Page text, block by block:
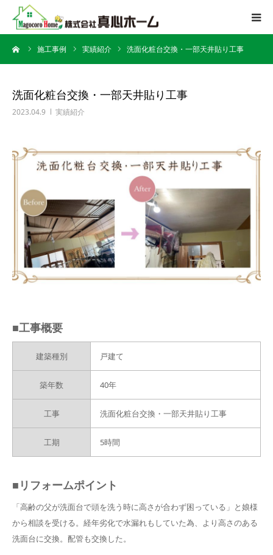
施工事例 実績紹介 洗面化粧台交換・一部天井貼り工事
洗面化粧台交換・一部天井貼り工事
2023.04.9 実績紹介
■工事概要
建築種別 戸建て
築年数 40年
工事 洗面化粧台交換・一部天井貼り工事
工期 5時間
■リフォームポイント
「高齢の父が洗面台で頭を洗う時に高さが合わず困っている」と娘様
から相談を受ける。経年劣化で水漏れもしていた為、より高さのある
洗面台に交換。配管も交換した。
会社案内
施工事例
よくある質問
アクセス
お問い合わせ